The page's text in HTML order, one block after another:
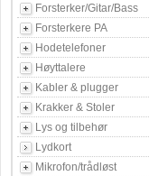
Forsterker/Gitar/Bass
Forsterkere PA
Hodetelefoner
Høyttalere
Kabler & plugger
Krakker & Stoler
Lys og tilbehør
Lydkort
Mikrofon/trådløst